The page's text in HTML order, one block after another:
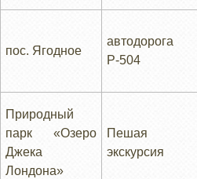
пос. Ягодное
автодорога
Р-504
Природный
парк «Озеро
Джека
Лондона»
Пешая
экскурсия